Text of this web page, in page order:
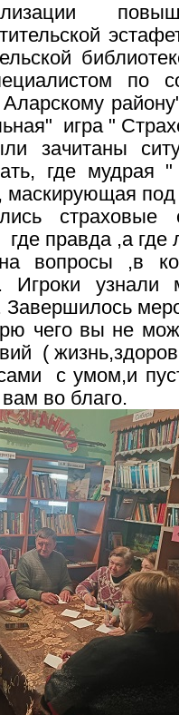
по
игра "
зачитаны
где мудрая "
маскирующая под
страховые
правда ,а где
вопросы ,в
Игроки узнали
чего вы не
(
с умом,и
во благо.